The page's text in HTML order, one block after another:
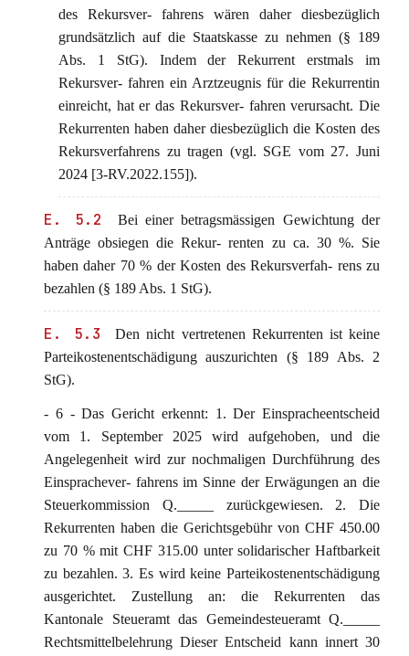
des Rekursver- fahrens wären daher diesbezüglich
grundsätzlich auf die Staatskasse zu nehmen (§ 189
Abs. 1 StG). Indem der Rekurrent erstmals im
Rekursver- fahren ein Arztzeugnis für die Rekurrentin
einreicht, hat er das Rekursver- fahren verursacht. Die
Rekurrenten haben daher diesbezüglich die Kosten des
Rekursverfahrens zu tragen (vgl. SGE vom 27. Juni
2024 [3-RV.2022.155]).
E. 5.2
Bei einer betragsmässigen Gewichtung der
Anträge obsiegen die Rekur- renten zu ca. 30 %. Sie
haben daher 70 % der Kosten des Rekursverfah- rens zu
bezahlen (§ 189 Abs. 1 StG).
E. 5.3
Den nicht vertretenen Rekurrenten ist keine
Parteikostenentschädigung auszurichten (§ 189 Abs. 2
StG).
- 6 - Das Gericht erkennt: 1. Der Einspracheentscheid
vom 1. September 2025 wird aufgehoben, und die
Angelegenheit wird zur nochmaligen Durchführung des
Einsprachever- fahrens im Sinne der Erwägungen an die
Steuerkommission Q._____ zurückgewiesen. 2. Die
Rekurrenten haben die Gerichtsgebühr von CHF 450.00
zu 70 % mit CHF 315.00 unter solidarischer Haftbarkeit
zu bezahlen. 3. Es wird keine Parteikostenentschädigung
ausgerichtet. Zustellung an: die Rekurrenten das
Kantonale Steueramt das Gemeindesteueramt Q._____
Rechtsmittelbelehrung Dieser Entscheid kann innert 30